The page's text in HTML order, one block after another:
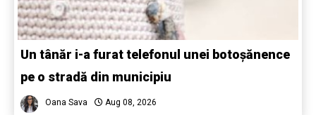
Un tânăr i-a furat telefonul unei botoșănence
pe o stradă din municipiu
Oana Sava Aug 08, 2026